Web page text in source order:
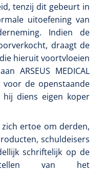
cm - L - 1 st
tenzij dit gebeurt in
uitoefening van
Indien de
draagt de
hieruit voortvloeien
ARSEUS MEDICAL
voor de openstaande
diens eigen koper
ertoe om derden,
schuldeisers
schriftelijk op de
van het